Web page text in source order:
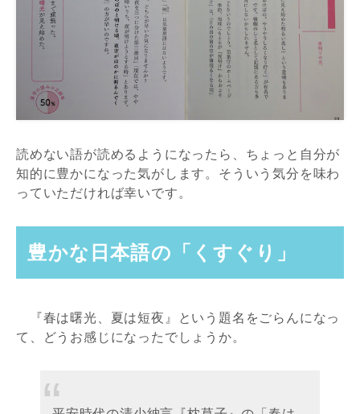
読めない語が読めるようになったら、ちょっと自分が
知的に豊かになった気がします。そういう気分を味わ
っていただければ幸いです。
豊かな日本語の「くすぐり」
『春は曙光、夏は短夜』という題名をごらんになっ
て、どうお感じになったでしょうか。